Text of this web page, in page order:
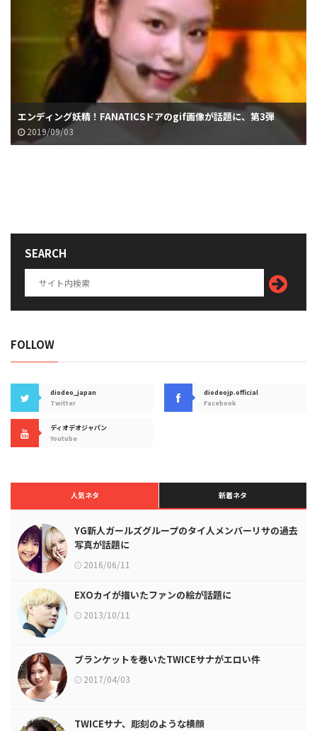
エンディング妖精！FANATICSドアのgif画像が話題に、第3弾
2019/09/03
SEARCH
FOLLOW
diodeo_japan
Twitter
diodeojp.official
Facebook
ディオデオジャパン
Youtube
人気ネタ 新着ネタ
YG新人ガールズグループのタイ人メンバーリサの過去
写真が話題に
2016/06/11
EXOカイが描いたファンの絵が話題に
2013/10/11
ブランケットを巻いたTWICEサナがエロい件
2017/04/03
TWICEサナ、彫刻のような横顔